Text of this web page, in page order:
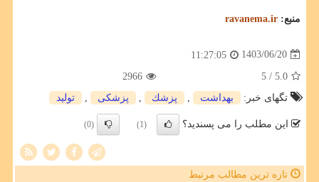
منبع: ravanema.ir
1403/06/20
11:27:05
5.0
/ 5
2966
تگهای خبر:
بهداشت پزشك پزشكی تولید
این مطلب را می پسندید؟ (1)
(0)
تازه ترین مطالب مرتبط